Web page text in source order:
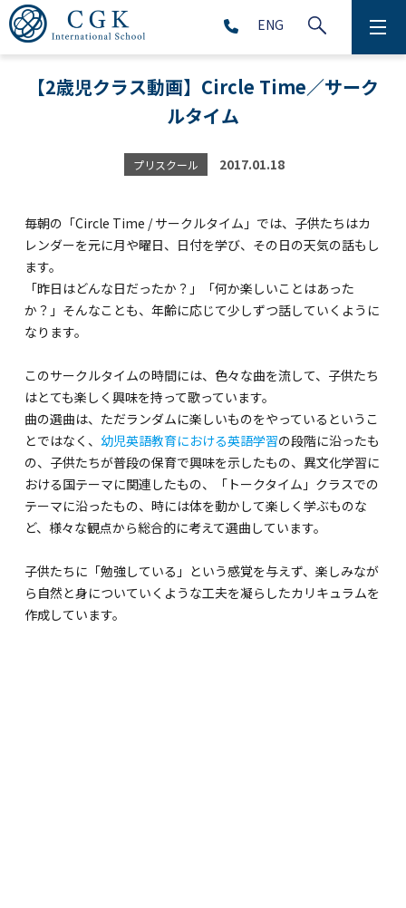
ENG
CGKについて
プリスクール (2～5歳児)
中等部 (6～9年生)
高等部 (10～12年生)
アフタースクール (1～9年生)
海外留学・グローバル
コミュニティ
お問い合わせ
SCHOOL NEWS
【2歳児クラス動画】Circle Time／サーク
ルタイム
プリスクール 2017.01.18
毎朝の「Circle Time / サークルタイム」では、子供たちはカ
レンダーを元に月や曜日、日付を学び、その日の天気の話もし
ます。
「昨日はどんな日だったか？」「何か楽しいことはあった
か？」そんなことも、年齢に応じて少しずつ話していくように
なります。
このサークルタイムの時間には、色々な曲を流して、子供たち
はとても楽しく興味を持って歌っています。
曲の選曲は、ただランダムに楽しいものをやっているというこ
とではなく、 幼児英語教育における英語学習の段階に沿ったも
の、子供たちが普段の保育で興味を示したもの、異文化学習に
おける国テーマに関連したもの、「トークタイム」クラスでの
テーマに沿ったもの、時には体を動かして楽しく学ぶものな
ど、様々な観点から総合的に考えて選曲しています。
子供たちに「勉強している」という感覚を与えず、楽しみなが
ら自然と身についていくような工夫を凝らしたカリキュラムを
作成しています。